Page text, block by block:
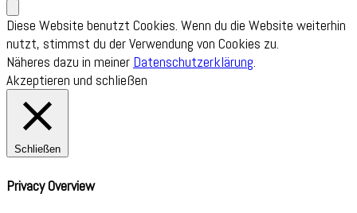
Diese Website benutzt Cookies. Wenn du die Website weiterhin
nutzt, stimmst du der Verwendung von Cookies zu.
Näheres dazu in meiner Datenschutzerklärung.
Akzeptieren und schließen
Schließen
Privacy Overview